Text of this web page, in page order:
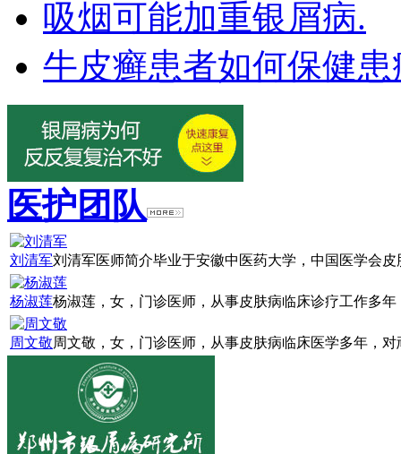
吸烟可能加重银屑病.
牛皮癣患者如何保健
医护团队
刘清军刘清军医师简介毕业于安徽中医药大学，中国医学会
杨淑莲杨淑莲，女，门诊医师，从事皮肤病临床诊疗工作多
周文敬周文敬，女，门诊医师，从事皮肤病临床医学多年，